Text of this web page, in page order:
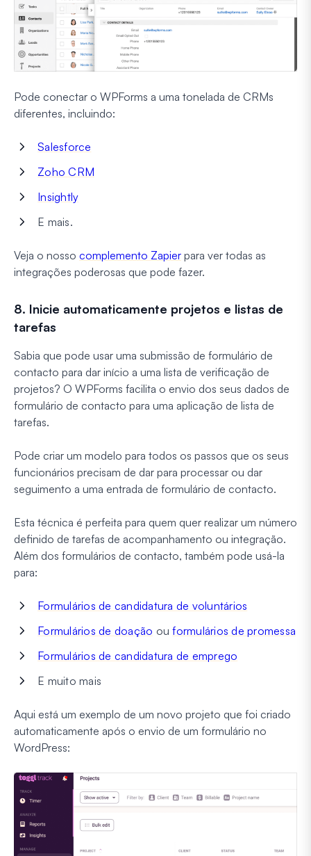
Pode conectar o WPForms a uma tonelada de CRMs
diferentes, incluindo:
Salesforce
Zoho CRM
Insightly
E mais.
Veja o nosso complemento Zapier para ver todas as
integrações poderosas que pode fazer.
8. Inicie automaticamente projetos e listas de
tarefas
Sabia que pode usar uma submissão de formulário de
contacto para dar início a uma lista de verificação de
projetos? O WPForms facilita o envio dos seus dados de
formulário de contacto para uma aplicação de lista de
tarefas.
Pode criar um modelo para todos os passos que os seus
funcionários precisam de dar para processar ou dar
seguimento a uma entrada de formulário de contacto.
Esta técnica é perfeita para quem quer realizar um número
definido de tarefas de acompanhamento ou integração.
Além dos formulários de contacto, também pode usá-la
para:
Formulários de candidatura de voluntários
Formulários de doação ouformulários de promessa
Formulários de candidatura de emprego
E muito mais
Aqui está um exemplo de um novo projeto que foi criado
automaticamente após o envio de um formulário no
WordPress: